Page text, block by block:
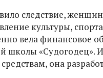
следствие,
культуры,
вела финансовое
школы «Судогодец».
она